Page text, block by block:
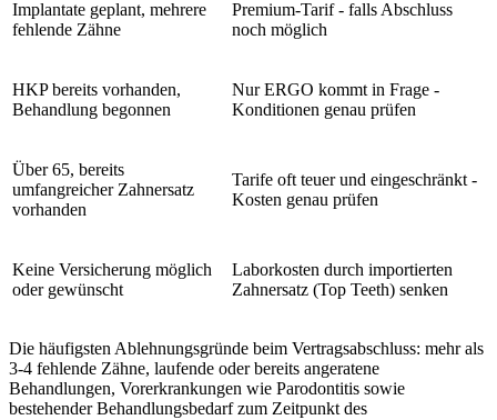
Implantate geplant, mehrere
fehlende Zähne
Premium-Tarif - falls Abschluss
noch möglich
HKP bereits vorhanden,
Behandlung begonnen
Nur ERGO kommt in Frage -
Konditionen genau prüfen
Über 65, bereits
umfangreicher Zahnersatz
vorhanden
Tarife oft teuer und eingeschränkt -
Kosten genau prüfen
Keine Versicherung möglich
oder gewünscht
Laborkosten durch importierten
Zahnersatz (Top Teeth) senken
Die häufigsten Ablehnungsgründe beim Vertragsabschluss: mehr als
3-4 fehlende Zähne, laufende oder bereits angeratene
Behandlungen, Vorerkrankungen wie Parodontitis sowie
bestehender Behandlungsbedarf zum Zeitpunkt des